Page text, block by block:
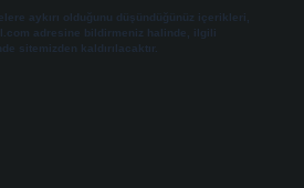
aykırı olduğunu düşündüğünüz içerikleri,
adresine bildirmeniz halinde, ilgili
sitemizden kaldırılacaktır.